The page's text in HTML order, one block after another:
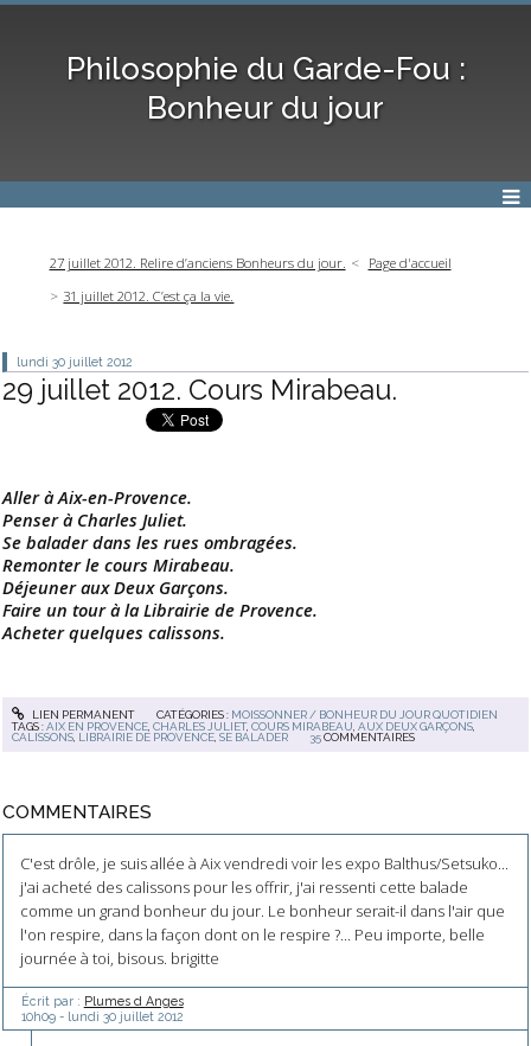
Philosophie du Garde-Fou :
Bonheur du jour
27 juillet 2012. Relire d’anciens Bonheurs du jour.
Page d'accueil
31 juillet 2012. C’est ça la vie.
lundi 30 juillet 2012
29 juillet 2012. Cours Mirabeau.
Aller à Aix-en-Provence.
Penser à Charles Juliet.
Se balader dans les rues ombragées.
Remonter le cours Mirabeau.
Déjeuner aux Deux Garçons.
Faire un tour à la Librairie de Provence.
Acheter quelques calissons.
LIEN PERMANENT CATÉGORIES : MOISSONNER / BONHEUR DU JOUR QUOTIDIEN
TAGS :AIX EN PROVENCE ,CHARLES JULIET,COURS MIRABEAU ,AUX DEUX GARÇONS
CALISSONS LIBRAIRIE DE PROVENCE ,SE BALADER 35 COMMENTAIRES
COMMENTAIRES
C'est drôle, je suis allée à Aix vendredi voir les expo Balthus/Setsuko...
j'ai acheté des calissons pour les offrir, j'ai ressenti cette balade
comme un grand bonheur du jour. Le bonheur serait-il dans l'air que
l'on respire, dans la façon dont on le respire ?... Peu importe, belle
journée à toi, bisous. brigitte
Écrit par : Plumes d Anges
10h09- lundi 30 juillet 2012